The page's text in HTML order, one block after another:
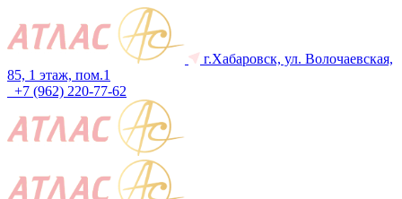
г.Хабаровск, ул. Волочаевская,
85, 1 этаж, пом.1
+7 (962) 220-77-62